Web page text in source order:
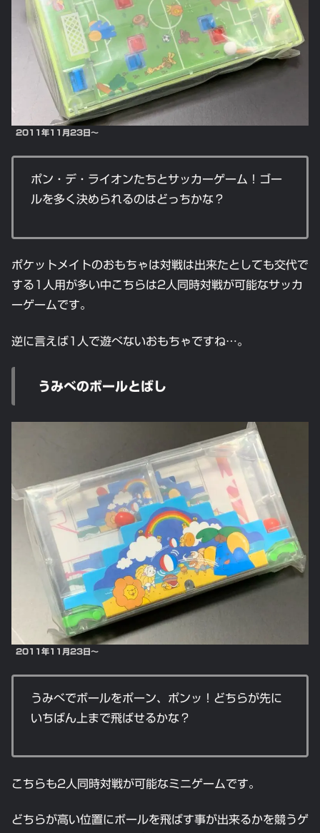
2011年11月23日～
ポン・デ・ライオンたちとサッカーゲーム！ゴー
ルを多く決められるのはどっちかな？
ポケットメイトのおもちゃは対戦は出来たとしても交代で
する1人用が多い中こちらは2人同時対戦が可能なサッカ
ーゲームです。
逆に言えば1人で遊べないおもちゃですね…。
うみべのボールとばし
2011年11月23日～
うみべでボールをポーン、ポンッ！どちらが先に
いちばん上まで飛ばせるかな？
こちらも2人同時対戦が可能なミニゲームです。
どちらが高い位置にボールを飛ばす事が出来るかを競うゲ